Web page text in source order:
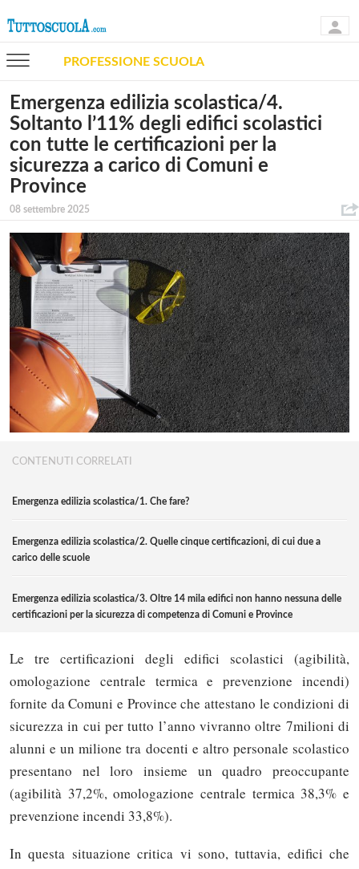
PROFESSIONE SCUOLA
Emergenza edilizia scolastica/4.
Soltanto l’11% degli edifici scolastici
con tutte le certificazioni per la
sicurezza a carico di Comuni e
Province
08 settembre 2025
CONTENUTI CORRELATI
Emergenza edilizia scolastica/1. Che fare?
Emergenza edilizia scolastica/2. Quelle cinque certificazioni, di cui due a
carico delle scuole
Emergenza edilizia scolastica/3. Oltre 14 mila edifici non hanno nessuna delle
certificazioni per la sicurezza di competenza di Comuni e Province
Le tre certificazioni degli edifici scolastici (agibilità,
omologazione centrale termica e prevenzione incendi)
fornite da Comuni e Province che attestano le condizioni di
sicurezza in cui per tutto l’anno vivranno oltre 7milioni di
alunni e un milione tra docenti e altro personale scolastico
presentano nel loro insieme un quadro preoccupante
(agibilità 37,2%, omologazione centrale termica 38,3% e
prevenzione incendi 33,8%).
In questa situazione critica vi sono, tuttavia, edifici che